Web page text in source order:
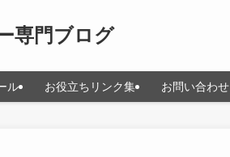
専門ブログ
ル お役立ちリンク集 お問い合わせ